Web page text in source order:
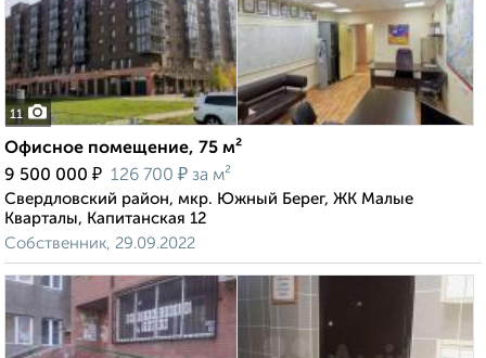
11
Офисное помещение, 75 м²
9 500 000 ₽ 126 700 ₽ за м²
Свердловский район, мкр. Южный Берег, ЖК Малые
Кварталы, Капитанская 12
Собственник, 29.09.2022